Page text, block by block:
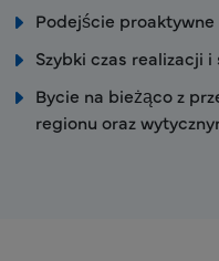
Podejście
Szybki czas realizacji
Bycie na bieżąco z
regionu oraz